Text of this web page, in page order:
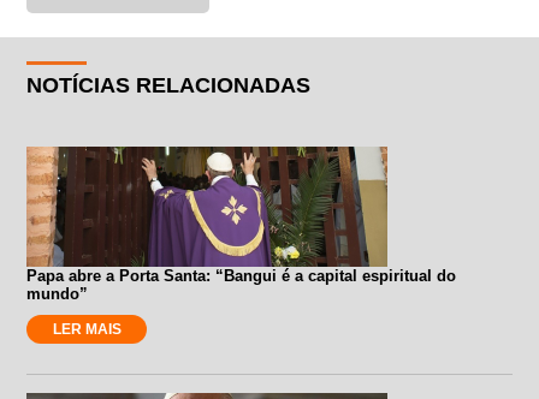
NOTÍCIAS RELACIONADAS
Papa abre a Porta Santa: “Bangui é a capital espiritual do
mundo”
LER MAIS